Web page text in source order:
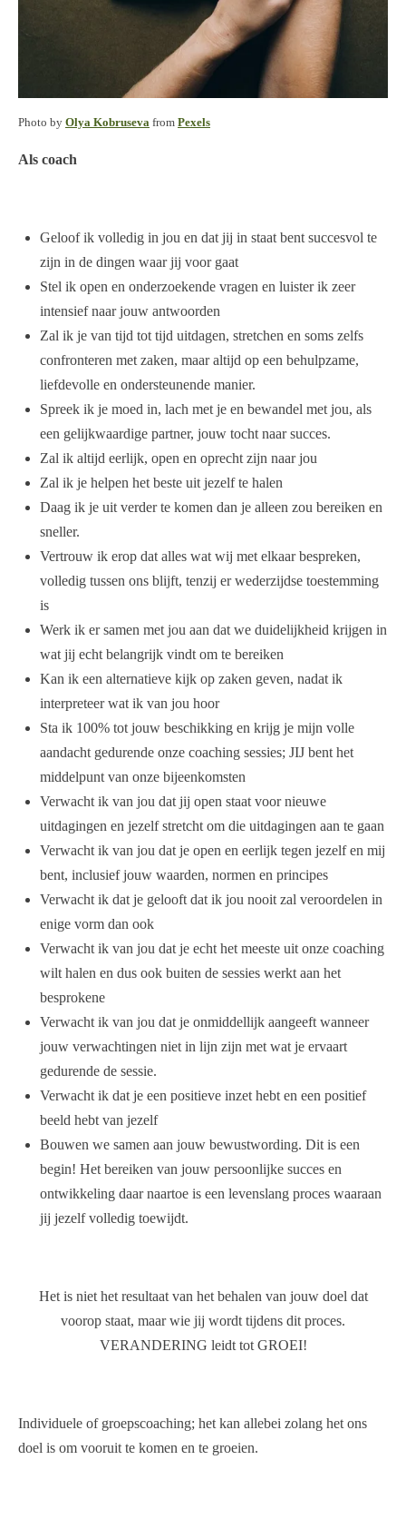
Photo by Olya Kobruseva from Pexels
Als coach
Geloof ik volledig in jou en dat jij in staat bent succesvol te
zijn in de dingen waar jij voor gaat
Stel ik open en onderzoekende vragen en luister ik zeer
intensief naar jouw antwoorden
Zal ik je van tijd tot tijd uitdagen, stretchen en soms zelfs
confronteren met zaken, maar altijd op een behulpzame,
liefdevolle en ondersteunende manier.
Spreek ik je moed in, lach met je en bewandel met jou, als
een gelijkwaardige partner, jouw tocht naar succes.
Zal ik altijd eerlijk, open en oprecht zijn naar jou
Zal ik je helpen het beste uit jezelf te halen
Daag ik je uit verder te komen dan je alleen zou bereiken en
sneller.
Vertrouw ik erop dat alles wat wij met elkaar bespreken,
volledig tussen ons blijft, tenzij er wederzijdse toestemming
is
Werk ik er samen met jou aan dat we duidelijkheid krijgen in
wat jij echt belangrijk vindt om te bereiken
Kan ik een alternatieve kijk op zaken geven, nadat ik
interpreteer wat ik van jou hoor
Sta ik 100% tot jouw beschikking en krijg je mijn volle
aandacht gedurende onze coaching sessies; JIJ bent het
middelpunt van onze bijeenkomsten
Verwacht ik van jou dat jij open staat voor nieuwe
uitdagingen en jezelf stretcht om die uitdagingen aan te gaan
Verwacht ik van jou dat je open en eerlijk tegen jezelf en mij
bent, inclusief jouw waarden, normen en principes
Verwacht ik dat je gelooft dat ik jou nooit zal veroordelen in
enige vorm dan ook
Verwacht ik van jou dat je echt het meeste uit onze coaching
wilt halen en dus ook buiten de sessies werkt aan het
besprokene
Verwacht ik van jou dat je onmiddellijk aangeeft wanneer
jouw verwachtingen niet in lijn zijn met wat je ervaart
gedurende de sessie.
Verwacht ik dat je een positieve inzet hebt en een positief
beeld hebt van jezelf
Bouwen we samen aan jouw bewustwording. Dit is een
begin! Het bereiken van jouw persoonlijke succes en
ontwikkeling daar naartoe is een levenslang proces waaraan
jij jezelf volledig toewijdt.
Het is niet het resultaat van het behalen van jouw doel dat
voorop staat, maar wie jij wordt tijdens dit proces.
VERANDERING leidt tot GROEI!
Individuele of groepscoaching; het kan allebei zolang het ons
doel is om vooruit te komen en te groeien.